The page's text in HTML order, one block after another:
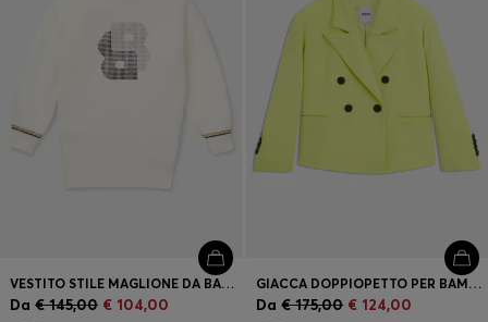
VESTITO STILE MAGLIONE DA BAMBINA CON COLLO ALTO E MONOGRAMMA DOUBLE B CON STRASS
Da € 145,00 € 104,00
GIACCA DOPPIOPETTO PER BAMBINI IN TESSUTO ELASTICIZZATO
Da € 175,00 € 124,00